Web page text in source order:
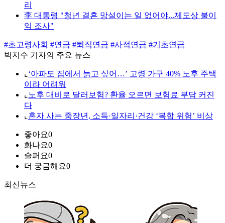
리
李 대통령 "청년 결혼 망설이는 일 없어야...제도상 불이
익 조사"
#초고령사회 #연금 #퇴직연금 #사적연금 #기초연금
박지수 기자의 주요 뉴스
⌞ ‘아파도 집에서 늙고 싶어…’ 고령 가구 40% 노후 주택
이라 어려워
⌞ 노후 대비로 달러보험? 환율 오르면 보험료 부담 커진
다
⌞ 혼자 사는 중장년, 소득·일자리·건강 ‘복합 위험’ 비상
좋아요0
화나요0
슬퍼요0
더 궁금해요0
최신뉴스